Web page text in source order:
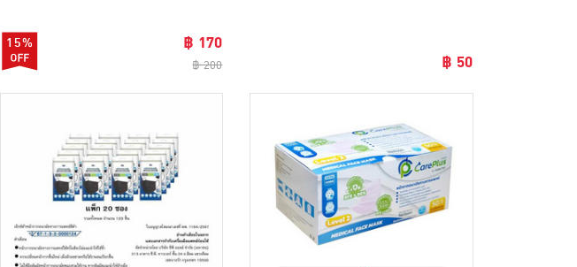
15% ฿ 170
฿ 200 ฿ 50